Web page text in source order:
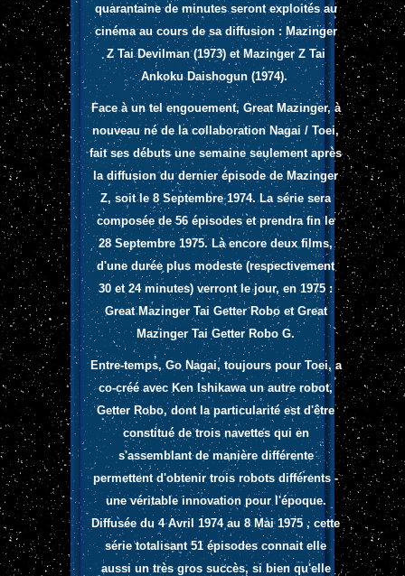
quarantaine de minutes seront exploités au
cinéma au cours de sa diffusion : Mazinger
Z Tai Devilman (1973) et Mazinger Z Tai
Ankoku Daishogun (1974).
Face à un tel engouement, Great Mazinger, à
nouveau né de la collaboration Nagai / Toei,
fait ses débuts une semaine seulement après
la diffusion du dernier épisode de Mazinger
Z, soit le 8 Septembre 1974. La série sera
composée de 56 épisodes et prendra fin le
28 Septembre 1975. Là encore deux films,
d'une durée plus modeste (respectivement
30 et 24 minutes) verront le jour, en 1975 :
Great Mazinger Tai Getter Robo et Great
Mazinger Tai Getter Robo G.
Entre-temps, Go Nagai, toujours pour Toei, a
co-créé avec Ken Ishikawa un autre robot,
Getter Robo, dont la particularité est d'être
constitué de trois navettes qui en
s'assemblant de manière différente
permettent d'obtenir trois robots différents -
une véritable innovation pour l'époque.
Diffusée du 4 Avril 1974 au 8 Mai 1975 , cette
série totalisant 51 épisodes connait elle
aussi un très gros succès, si bien qu'elle